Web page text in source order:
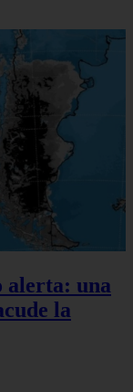
alerta: una
la